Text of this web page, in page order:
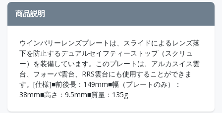
商品説明
ウインバリーレンズプレートは、スライドによるレンズ落
下を防止するデュアルセイフティーストップ（スクリュ
ー）を装備しています。このプレートは、アルカスイス雲
台、フォーバ雲台、RRS雲台にも使用することができま
す。[仕様]■前後長：149mm■幅（プレートのみ）：
38mm■高さ：9.5mm■質量：135g